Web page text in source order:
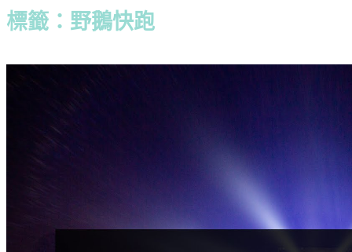
標籤：野鵝快跑